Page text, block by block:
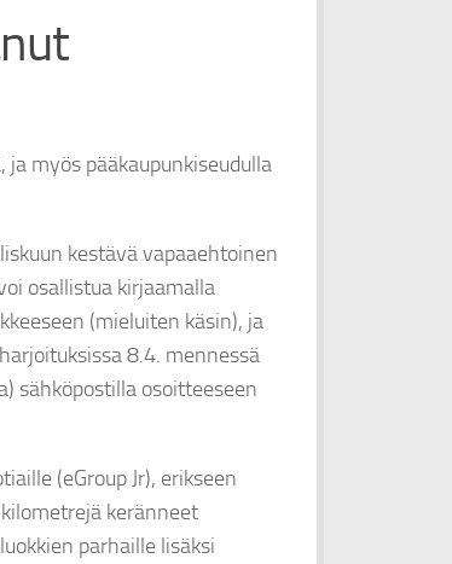
myös pääkaupunkiseudulla
kestävä vapaaehtoinen
osallistua kirjaamalla
(mieluiten käsin), ja
8.4. mennessä
sähköpostilla osoitteeseen
(eGroup Jr), erikseen
keränneet
parhaille lisäksi